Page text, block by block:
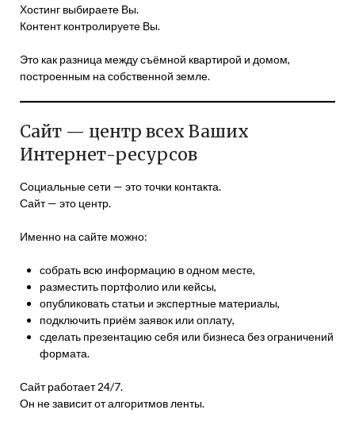
Хостинг выбираете Вы.
Контент контролируете Вы.
Это как разница между съёмной квартирой и домом,
построенным на собственной земле.
Сайт — центр всех Ваших
Интернет-ресурсов
Социальные сети — это точки контакта.
Сайт — это центр.
Именно на сайте можно:
собрать всю информацию в одном месте,
разместить портфолио или кейсы,
опубликовать статьи и экспертные материалы,
подключить приём заявок или оплату,
сделать презентацию себя или бизнеса без ограничений
формата.
Сайт работает 24/7.
Он не зависит от алгоритмов ленты.